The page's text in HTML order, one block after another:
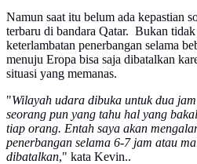
Namun saat itu belum ada kepastian
terbaru di bandara Qatar. Bukan
keterlambatan penerbangan selama
menuju Eropa bisa saja dibatalkan
situasi yang memanas.
"Wilayah udara dibuka untuk dua
seorang pun yang tahu hal yang
tiap orang. Entah saya akan
penerbangan selama 6-7 jam atau
dibatalkan," kata Kevin..